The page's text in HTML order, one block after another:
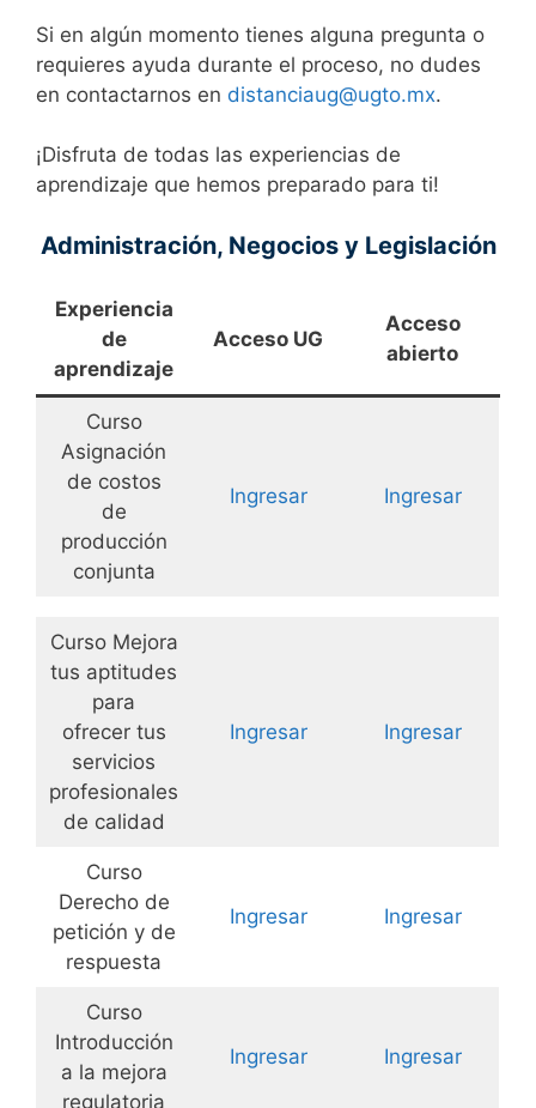
Si en algún momento tienes alguna pregunta o
requieres ayuda durante el proceso, no dudes
en contactarnos en distanciaug@ugto.mx.
¡Disfruta de todas las experiencias de
aprendizaje que hemos preparado para ti!
Administración, Negocios y Legislación
Experiencia
de
aprendizaje
Acceso UG
Acceso
abierto
Curso
Asignación
de costos
de
producción
conjunta
Ingresar Ingresar
Curso Mejora
tus aptitudes
para
ofrecer tus
servicios
profesionales
de calidad
Ingresar Ingresar
Curso
Derecho de
petición y de
respuesta
Ingresar Ingresar
Curso
Introducción
a la mejora
regulatoria
Ingresar Ingresar